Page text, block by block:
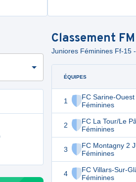
Classement FM
Juniores Féminines Ff-15
ÉQUIPES
1
FC Sarine-Ouest
Féminines
2
FC La Tour/Le
Féminines
3
FC Montagny 2
Féminines
4
FC Villars-Sur-
Féminines